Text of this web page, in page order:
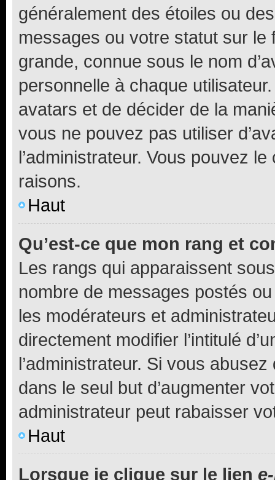
généralement des étoiles ou
messages ou votre statut sur
grande, connue sous le nom
personnelle à chaque utilisateur.
avatars et de décider de la
vous ne pouvez pas utiliser
l’administrateur. Vous pouvez
raisons.
Haut
Qu’est-ce que mon rang et
Les rangs qui apparaissent
nombre de messages postés
les modérateurs et
directement modifier l’intitulé
l’administrateur. Si vous
dans le seul but d’augmenter
administrateur peut rabaisser
Haut
Lorsque je clique sur le lien